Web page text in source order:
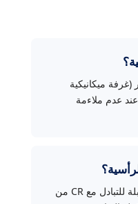
(غرفة ميكانيكية
عدم ملاءمة
نعم، معظم المكونات المبللة قابلة للتبادل مع CR من